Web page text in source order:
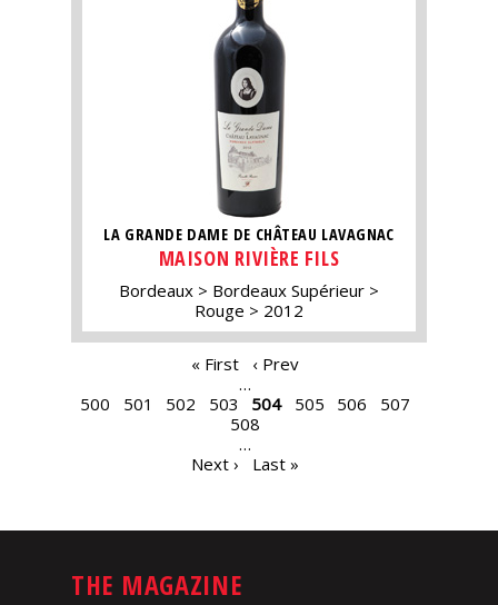
LA GRANDE DAME DE CHÂTEAU LAVAGNAC
MAISON RIVIÈRE FILS
Bordeaux
Bordeaux Supérieur
Rouge
2012
« First
‹ Prev
…
500
501 502 503 504 505 506
507
508
…
Next ›
Last »
THE MAGAZINE